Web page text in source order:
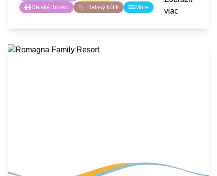
Detské ihrisko
Detský kútik More